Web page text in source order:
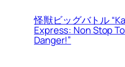
怪獣ビッグバトル
Express: Non Stop To
Danger!”